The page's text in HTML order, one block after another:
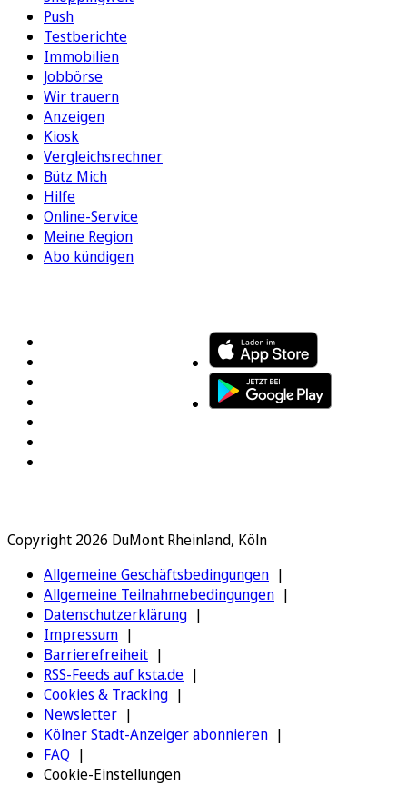
Push
Testberichte
Immobilien
Jobbörse
Wir trauern
Anzeigen
Kiosk
Vergleichsrechner
Bütz Mich
Hilfe
Online-Service
Meine Region
Abo kündigen
Copyright 2026 DuMont Rheinland, Köln
Allgemeine Geschäftsbedingungen
Allgemeine Teilnahmebedingungen
Datenschutzerklärung
Impressum
Barrierefreiheit
RSS-Feeds auf ksta.de
Cookies & Tracking
Newsletter
Kölner Stadt-Anzeiger abonnieren
FAQ
Cookie-Einstellungen